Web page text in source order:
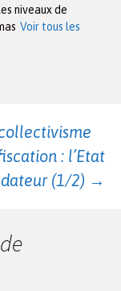
niveaux de
Voir tous les
: l’Etat
(1/2) →